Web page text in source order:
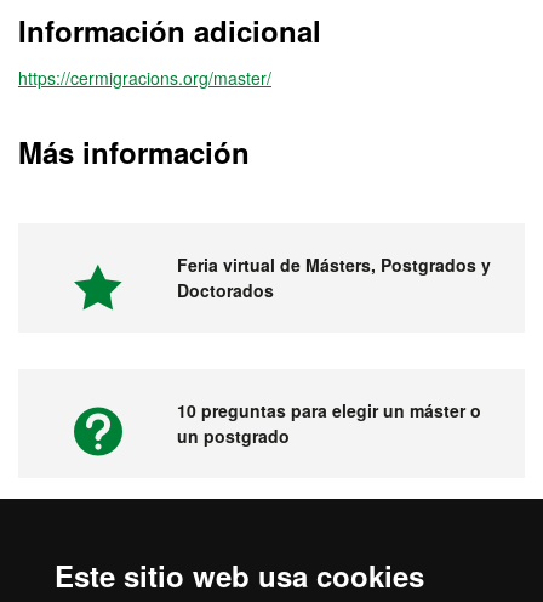
Este sitio web usa cookies
Información adicional
https://cermigracions.org/master/
Más información
Feria virtual de Másters, Postgrados y
Doctorados
10 preguntas para elegir un máster o
un postgrado
postgrados y doctorados